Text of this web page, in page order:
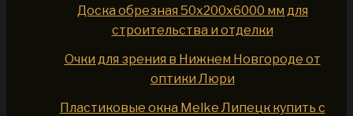
Доска обрезная 50x200x6000 мм для
строительства и отделки
Очки для зрения в Нижнем Новгороде от
оптики Люри
Пластиковые окна Melke Липецк купить с